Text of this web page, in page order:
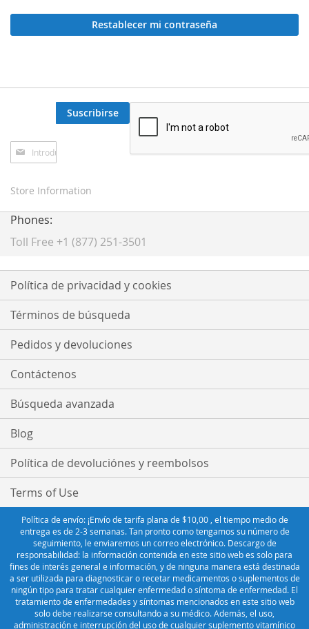
Restablecer mi contraseña
Inscríbase
a
boletín
noticias:
Suscribirse
Store Information
Phones:
Toll Free +1 (877) 251-3501
Política de privacidad y cookies
Términos de búsqueda
Pedidos y devoluciones
Contáctenos
Búsqueda avanzada
Blog
Política de devoluciónes y reembolsos
Terms of Use
Política de envío: ¡Envío de tarifa plana de $10,00 , el tiempo medio de
entrega es de 2-3 semanas. Tan pronto como tengamos su número de
seguimiento, le enviaremos un correo electrónico. Descargo de
responsabilidad: la información contenida en este sitio web es solo para
fines de interés general e información, y de ninguna manera está destinada
a ser utilizada para diagnosticar o recetar medicamentos o suplementos de
ningún tipo para tratar cualquier enfermedad o síntoma de enfermedad. El
tratamiento de enfermedades y síntomas mencionados en este sitio web
solo debe realizarse consultando a su médico. Además, el uso,
administración e interrupción del uso de cualquier suplemento vitamínico